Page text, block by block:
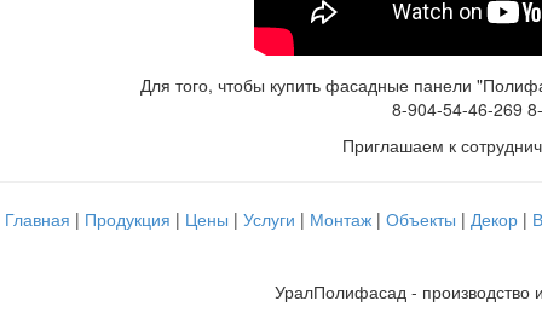
Для того, чтобы купить фасадные панели
8-904-54-46-269
Приглашаем к
Главная | Продукция | Цены | Услуги | Монтаж | Объекты | Декор |
УралПолифасад - производство